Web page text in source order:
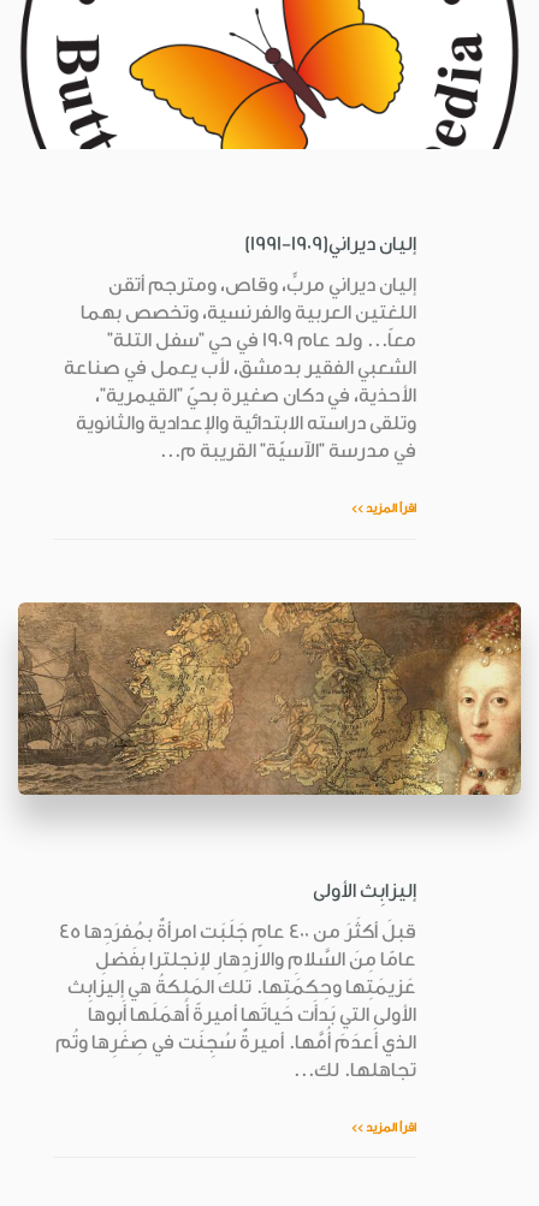
إليان ديراني(1909-1991)
إليان ديراني مربٍّ، وقاص، ومترجم أتقن
اللغتين العربية والفرنسية، وتخصص بهما
معاً... ولد عام 1909 في حي "سفل التلة"
الشعبي الفقير بدمشق، لأب يعمل في صناعة
الأحذية، في دكان صغيرة بحيّ "القيمرية"،
وتلقى دراسته الابتدائية والإعدادية والثانوية
في مدرسة "الآسيّة" القريبة م...
اقرأ المزيد >>
إليزابِث الأولى
قبلَ أكثَرَ من 400 عامٍ جَلَبَت امرأةٌ بمُفرَدِها 45
عامًا مِنَ السَّلامِ والازدِهارِ لإنجلترا بفَضلِ
عَزيمَتِها وحِكمَتِها. تلك المَلِكةُ هي إليزابِث
الأولى التي بَدأَت حَياتَها أميرةً أَهمَلَها أَبوها
الذي أَعدَمَ أُمَّها. أميرةٌ سُجِنَت في صِغَرِها وتُم
تجاهلها. لك...
اقرأ المزيد >>